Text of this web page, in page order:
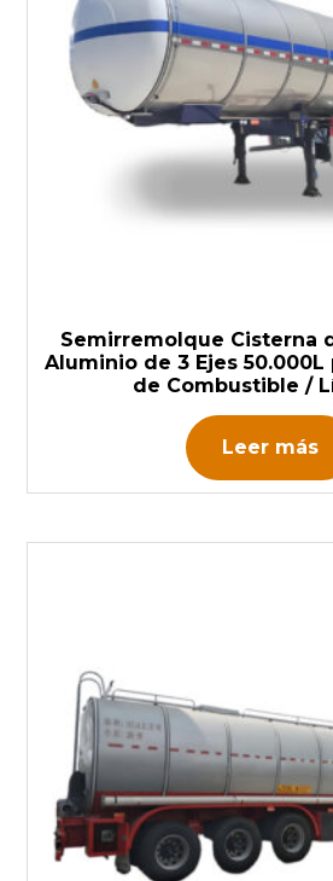
Semirremolque Cisterna
Aluminio de 3 Ejes 50.000L
de Combustible /
Leer más